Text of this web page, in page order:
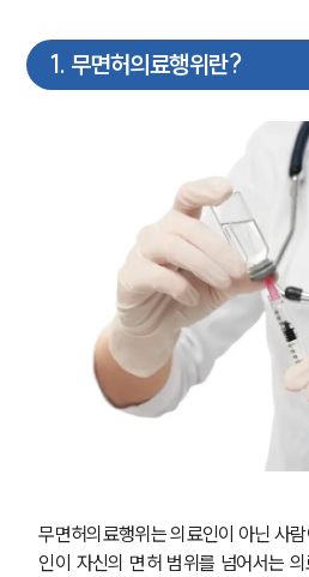
1. 무면허의료행위란?
무면허의료행위는 의료인이 아닌 사
인이 자신의 면허 범위를 넘어서는